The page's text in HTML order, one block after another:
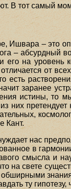
В тот самый
Ишвара – это
– абсурдный
его на уровень
от
есть
заранее
истины, то
них
Кант.
нас
в
смысла и
на свете
ту